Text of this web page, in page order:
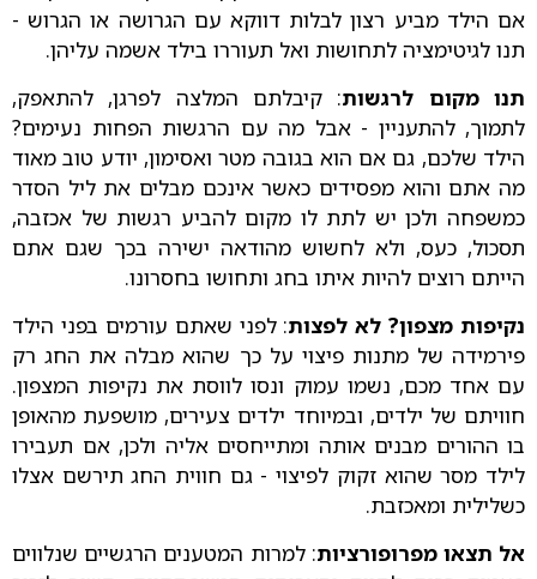
אם הילד מביע רצון לבלות דווקא עם הגרושה או הגרוש -
תנו לגיטימציה לתחושות ואל תעוררו בילד אשמה עליהן.
תנו מקום לרגשות: קיבלתם המלצה לפרגן, להתאפק,
לתמוך, להתעניין - אבל מה עם הרגשות הפחות נעימים?
הילד שלכם, גם אם הוא בגובה מטר ואסימון, יודע טוב מאוד
מה אתם והוא מפסידים כאשר אינכם מבלים את ליל הסדר
כמשפחה ולכן יש לתת לו מקום להביע רגשות של אכזבה,
תסכול, כעס, ולא לחשוש מהודאה ישירה בכך שגם אתם
הייתם רוצים להיות איתו בחג ותחושו בחסרונו.
נקיפות מצפון? לא לפצות: לפני שאתם עורמים בפני הילד
פירמידה של מתנות פיצוי על כך שהוא מבלה את החג רק
עם אחד מכם, נשמו עמוק ונסו לווסת את נקיפות המצפון.
חוויתם של ילדים, ובמיוחד ילדים צעירים, מושפעת מהאופן
בו ההורים מבנים אותה ומתייחסים אליה ולכן, אם תעבירו
לילד מסר שהוא זקוק לפיצוי - גם חווית החג תירשם אצלו
כשלילית ומאכזבת.
אל תצאו מפרופורציות: למרות המטענים הרגשיים שנלווים